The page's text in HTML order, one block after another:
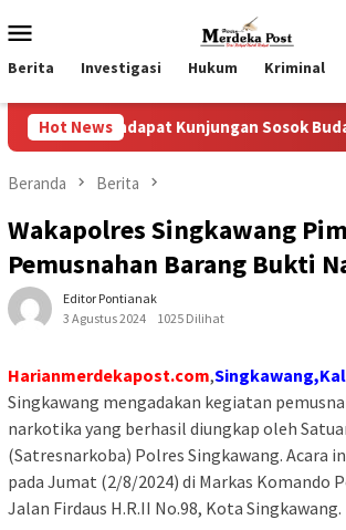
ke
kontenMobile
Berita Investigasi Hukum Kriminal
Hot News
Kunjungan Sosok Budayawan dari
Beranda Berita
Wakapolres Singkawang
Pemusnahan Barang Bukti
Editor Pontianak
3 Agustus 2024
1025 Dilihat
Harianmerdekapost.com,
Singkawang mengadakan kegiatan
narkotika yang berhasil diungkap oleh
(Satresnarkoba) Polres Singkawang. Acara
pada Jumat (2/8/2024) di Markas Komando
Jalan Firdaus H.R.II No.98, Kota Singkawang.